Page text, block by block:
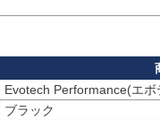
Evotech Performance(エ
ブラック